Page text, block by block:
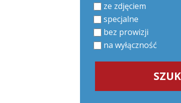
ze zdjęciem
specjalne
bez prowizji
na wyłączność